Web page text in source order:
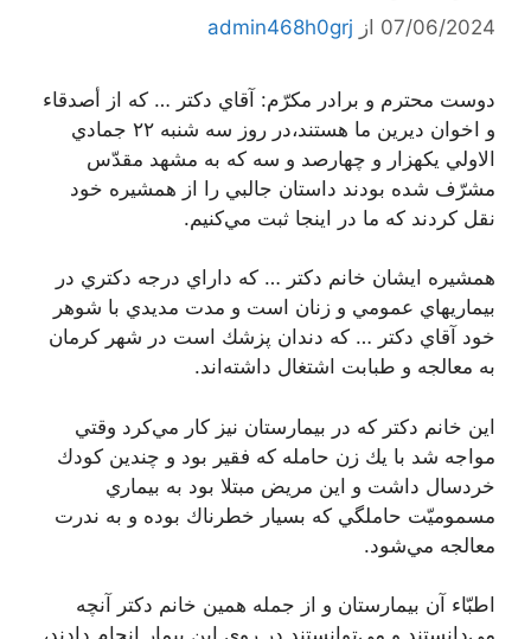
07/06/2024 از admin468h0grj
دوست محترم و برادر مكرّم: آقاي دكتر … كه از أصدقاء
و اخوان ديرين ما هستند،در روز سه شنبه ٢٢ جمادي
الاولي يكهزار و چهارصد و سه كه به مشهد مقدّس
مشرّف شده بودند داستان جالبي را از همشيره خود
نقل كردند كه ما در اينجا ثبت مي‌كنيم.
همشيره ايشان خانم دكتر … كه داراي درجه دكتري در
بيماريهاي عمومي و زنان است و مدت مديدي با شوهر
خود آقاي دكتر … كه دندان پزشك است در شهر كرمان
به معالجه و طبابت اشتغال داشته‌اند.
اين خانم دكتر كه در بيمارستان نيز كار مي‌كرد وقتي
مواجه شد با يك زن حامله كه فقير بود و چندين كودك
خردسال داشت و اين مريض مبتلا بود به بيماري
مسموميّت حاملگي كه بسيار خطرناك بوده و به ندرت
معالجه مي‌شود.
اطبّاء آن بيمارستان و از جمله همين خانم دكتر آنچه
مي‌دانستند و مي‌توانستند در روي اين بيمار انجام دادند،